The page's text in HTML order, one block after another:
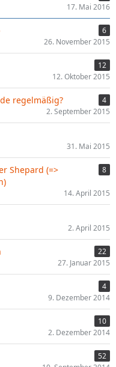
17. Mai 2016
6
26. November 2015
12
12. Oktober 2015
regelmäßig?
4
2. September 2015
31. Mai 2015
Shepard (=>
8
14. April 2015
2. April 2015
22
27. Januar 2015
4
9. Dezember 2014
10
2. Dezember 2014
52